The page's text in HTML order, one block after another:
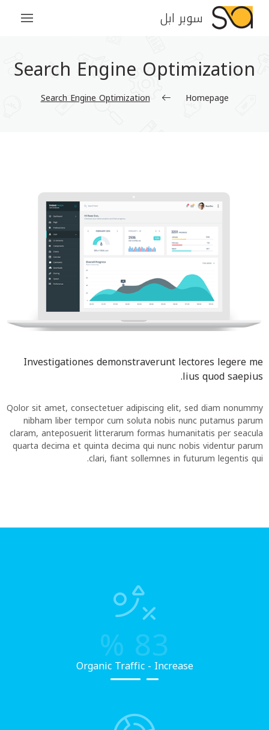
سوبر ابل
Search Engine Optimization
Homepage
Search Engine Optimization
Investigationes demonstraverunt lectores legere me
lius quod saepius.
Qolor sit amet, consectetuer adipiscing elit, sed diam nonummy
nibham liber tempor cum soluta nobis nunc putamus parum
claram, anteposuerit litterarum formas humanitatis per seacula
quarta decima et quinta decima qui nunc nobis videntur parum
clari, fiant sollemnes in futurum legentis qui.
83
%
Organic Traffic - Increase